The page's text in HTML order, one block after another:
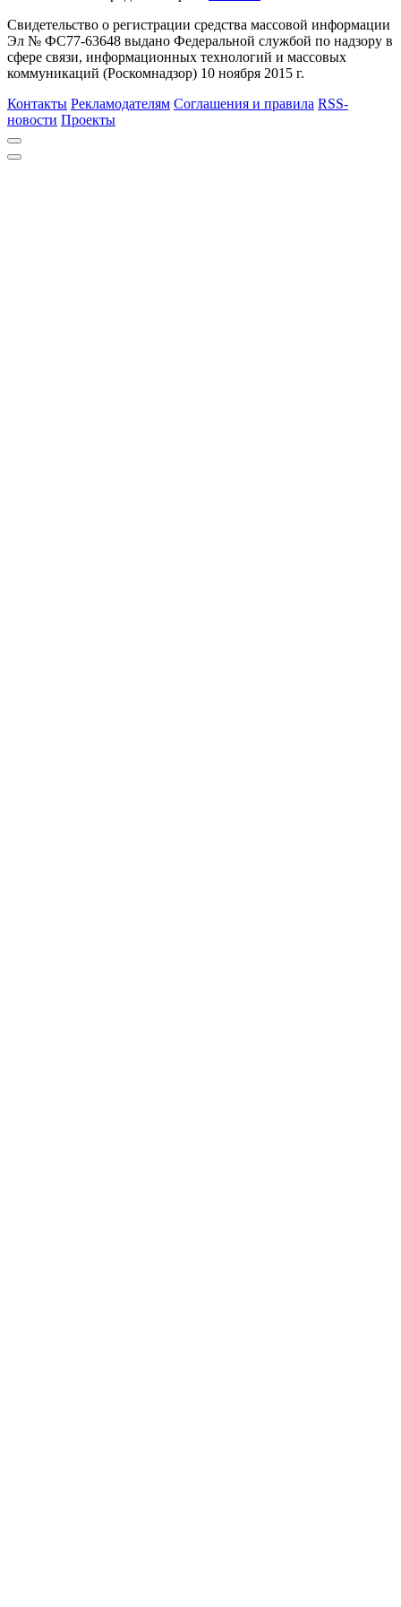
Свидетельство о регистрации средства массовой информации
Эл № ФС77-63648 выдано Федеральной службой по надзору в
сфере связи, информационных технологий и массовых
коммуникаций (Роскомнадзор) 10 ноября 2015 г.
Контакты Рекламодателям Соглашения и правила RSS-
новости Проекты